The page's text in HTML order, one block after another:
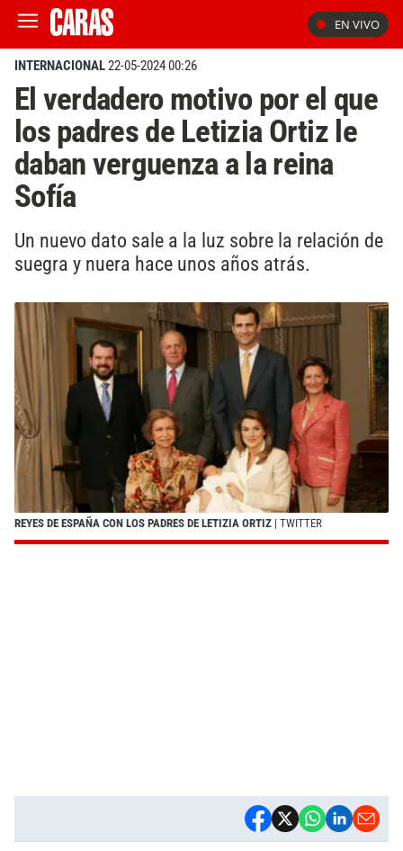
EN VIVO
INTERNACIONAL22-05-2024 00:26
El verdadero motivo por el que
los padres de Letizia Ortiz le
daban verguenza a la reina
Sofía
Un nuevo dato sale a la luz sobre la relación de
suegra y nuera hace unos años atrás.
REYES DE ESPAÑA CON LOS PADRES DE LETIZIA ORTIZ | TWITTER